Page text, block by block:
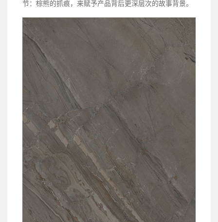
节：棕熊的抓痕，来赋予产品背后更深层次的故事背景。